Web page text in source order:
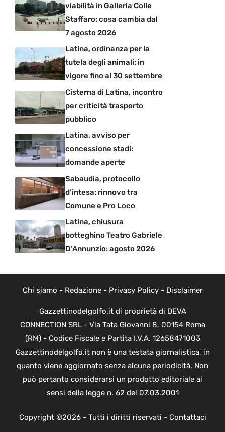
viabilità in Galleria Colle
Staffaro: cosa cambia dal
7 agosto 2026
Latina, ordinanza per la
tutela degli animali: in
vigore fino al 30 settembre
Cisterna di Latina, incontro
per criticità trasporto
pubblico
Latina, avviso per
concessione stadi:
domande aperte
Sabaudia, protocollo
d’intesa: rinnovo tra
Comune e Pro Loco
Latina, chiusura
botteghino Teatro Gabriele
D’Annunzio: agosto 2026
Chi siamo - Redazione- Privacy Policy- Disclaimer
Gazzettinodelgolfo.it di proprietà di DEVA
CONNECTION SRL - Via Tata Giovanni 8, 00154 Roma
(RM) - Codice Fiscale e Partita I.V.A. 12658471003
Gazzettinodelgolfo.it non è una testata giornalistica, in
quanto viene aggiornato senza alcuna periodicità. Non
può pertanto considerarsi un prodotto editoriale ai
sensi della legge n. 62 del 07.03.2001
Copyright ©2026 - Tutti i diritti riservati - Contattaci